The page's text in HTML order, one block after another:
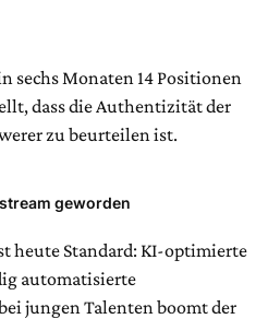
sechs Monaten 14 Positionen
dass die Authentizität der
zu beurteilen ist.
geworden
heute Standard: KI-optimierte
automatisierte
jungen Talenten boomt der